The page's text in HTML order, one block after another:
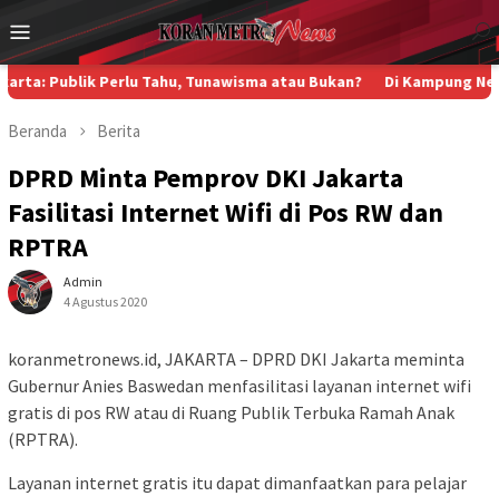
ke
konten
Menu
Mobile
Tahu, Tunawisma atau Bukan? Di Kampung Nelayan Pakis
Beranda Berita
DPRD Minta Pemprov DKI Jakarta
Fasilitasi Internet Wifi di Pos RW dan
RPTRA
Admin
4 Agustus 2020
koranmetronews.id, JAKARTA – DPRD DKI Jakarta meminta
Gubernur Anies Baswedan menfasilitasi layanan internet wifi
gratis di pos RW atau di Ruang Publik Terbuka Ramah Anak
(RPTRA).
Layanan internet gratis itu dapat dimanfaatkan para pelajar